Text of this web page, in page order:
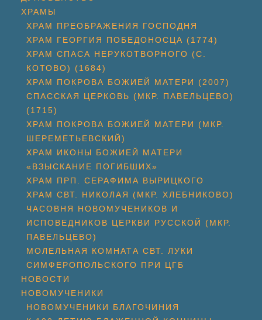
ХРАМЫ
ХРАМ ПРЕОБРАЖЕНИЯ ГОСПОДНЯ
ХРАМ ГЕОРГИЯ ПОБЕДОНОСЦА (1774)
ХРАМ СПАСА НЕРУКОТВОРНОГО (С.
КОТОВО) (1684)
ХРАМ ПОКРОВА БОЖИЕЙ МАТЕРИ (2007)
СПАССКАЯ ЦЕРКОВЬ (МКР. ПАВЕЛЬЦЕВО)
(1715)
ХРАМ ПОКРОВА БОЖИЕЙ МАТЕРИ (МКР.
ШЕРЕМЕТЬЕВСКИЙ)
ХРАМ ИКОНЫ БОЖИЕЙ МАТЕРИ
«ВЗЫСКАНИЕ ПОГИБШИХ»
ХРАМ ПРП. СЕРАФИМА ВЫРИЦКОГО
ХРАМ СВТ. НИКОЛАЯ (МКР. ХЛЕБНИКОВО)
ЧАСОВНЯ НОВОМУЧЕНИКОВ И
ИСПОВЕДНИКОВ ЦЕРКВИ РУССКОЙ (МКР.
ПАВЕЛЬЦЕВО)
МОЛЕЛЬНАЯ КОМНАТА СВТ. ЛУКИ
СИМФЕРОПОЛЬСКОГО ПРИ ЦГБ
НОВОСТИ
НОВОМУЧЕНИКИ
НОВОМУЧЕНИКИ БЛАГОЧИНИЯ